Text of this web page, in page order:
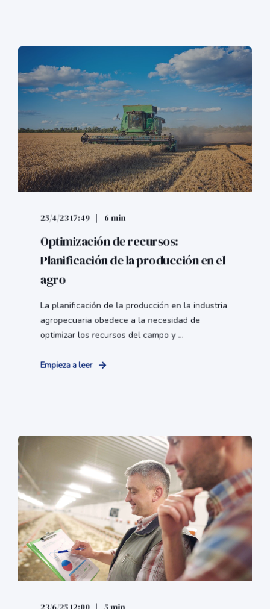
25/4/23 17:49 6 min
Optimización de recursos:
Planificación de la producción en el
agro
La planificación de la producción en la industria
agropecuaria obedece a la necesidad de
optimizar los recursos del campo y ...
Empieza a leer